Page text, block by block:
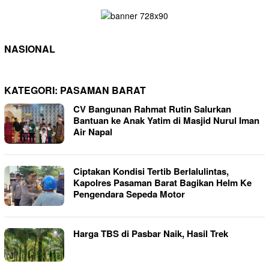
NASIONAL
KATEGORI: PASAMAN BARAT
CV Bangunan Rahmat Rutin Salurkan
Bantuan ke Anak Yatim di Masjid Nurul Iman
Air Napal
Ciptakan Kondisi Tertib Berlalulintas,
Kapolres Pasaman Barat Bagikan Helm Ke
Pengendara Sepeda Motor
Harga TBS di Pasbar Naik, Hasil Trek